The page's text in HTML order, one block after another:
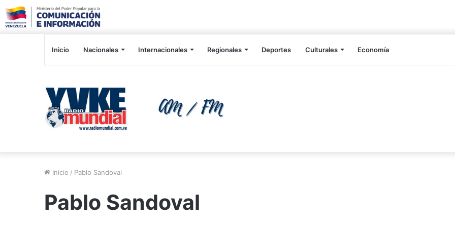
Inicio Nacionales Internacionales Regionales Deportes Culturales Economía
Inicio / Pablo Sandoval
Pablo Sandoval